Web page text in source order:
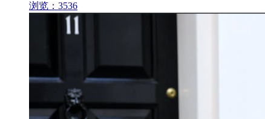
浏览：3536